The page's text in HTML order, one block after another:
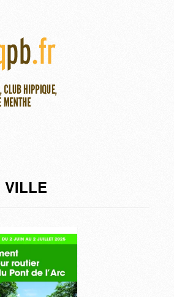
VILLE